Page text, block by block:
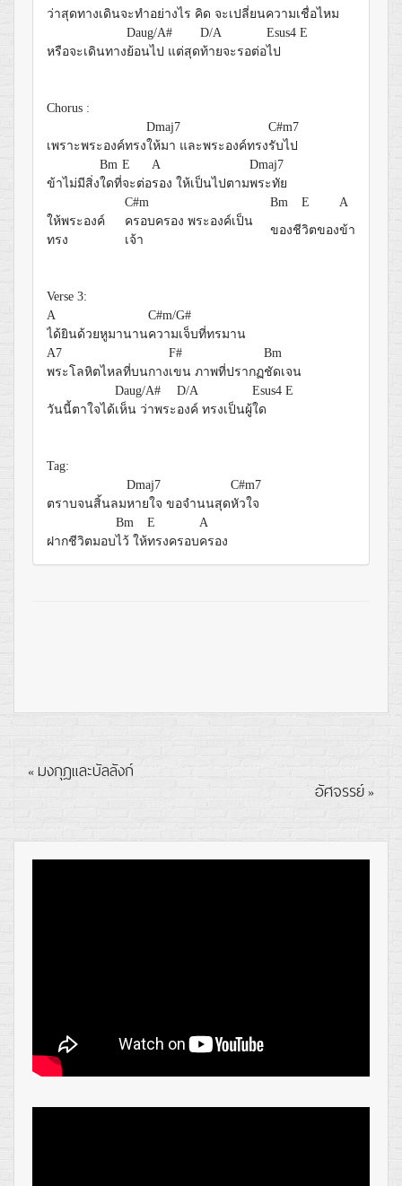
ว่าสุดทางเดินจะทำอย่างไร คิด จะเปลี่ยนความเชื่อไหม
Daug/A#
D/A Esus4 E
หรือจะเดินทางย้อนไป แต่สุดท้ายจะรอต่อไป
Chorus :
Dmaj7
C#m7
เพราะพระองค์ทรงให้มา และพระองค์ทรงรับไป
Bm E A
Dmaj7
ข้าไม่มีสิ่งใดที่จะต่อรอง ให้เป็นไปตามพระทัย
C#m
Bm E
A
ให้พระองค์
ทรง
ครอบครอง พระองค์เป็น
เจ้า
ของชีวิตของข้า
Verse 3:
A
C#m/G#
ได้ยินด้วยหูมานานความเจ็บที่ทรมาน
A7
F#
Bm
พระโลหิตไหลที่บนกางเขน ภาพที่ปรากฏชัดเจน
Daug/A#
D/A Esus4 E
วันนี้ตาใจได้เห็น ว่าพระองค์ ทรงเป็นผู้ใด
Tag:
Dmaj7
C#m7
ตราบจนสิ้นลมหายใจ ขอจำนนสุดหัวใจ
Bm
E
A
ฝากชีวิตมอบไว้ ให้ทรงครอบครอง
« มงกุฎและบัลลังก์
อัศจรรย์ »